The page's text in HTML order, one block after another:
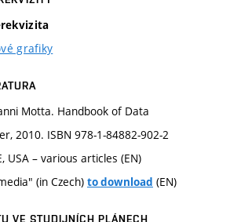
grafiky
Motta. Handbook of Data
2010. ISBN 978-1-84882-902-2
USA – various articles (EN)
(in Czech) to download (EN)
VE STUDIJNÍCH PLÁNECH